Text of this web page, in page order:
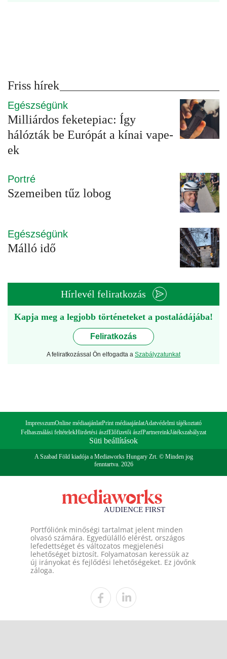
Friss hírek
Egészségünk
Milliárdos feketepiac: Így
hálózták be Európát a kínai vape-
ek
Portré
Szemeiben tűz lobog
Egészségünk
Málló idő
Hírlevél feliratkozás
Kapja meg a legjobb történeteket a postaládájába!
Feliratkozás
A feliratkozással Ön elfogadta a Szabályzatunkat
ImpresszumOnline médiaajánlatPrint médiaajánlatAdatvédelmi tájékoztató
Felhasználási feltételekHirdetési ászfElőfizetői ászfPartnereinkJátékszabályzat
Süti beállítások
A Szabad Föld kiadója a Mediaworks Hungary Zrt. © Minden jog
fenntartva. 2026
Portfóliónk minőségi tartalmat jelent minden
olvasó számára. Egyedülálló elérést, országos
lefedettséget és változatos megjelenési
lehetőséget biztosít. Folyamatosan keressük az
új irányokat és fejlődési lehetőségeket. Ez jövőnk
záloga.